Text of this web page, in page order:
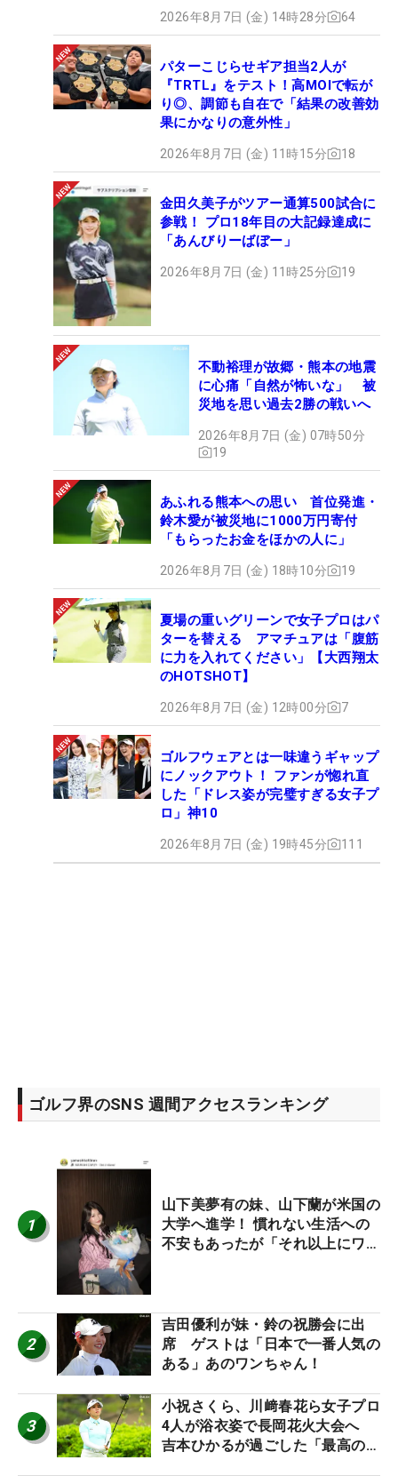
2026年8月7日 (金) 14時28分 64
パターこじらせギア担当2人が
『TRTL』をテスト！高MOIで転が
り◎、調節も自在で「結果の改善効
果にかなりの意外性」
2026年8月7日 (金) 11時15分 18
金田久美子がツアー通算500試合に
参戦！ プロ18年目の大記録達成に
「あんびりーばぼー」
2026年8月7日 (金) 11時25分 19
不動裕理が故郷・熊本の地震
に心痛「自然が怖いな」 被
災地を思い過去2勝の戦いへ
2026年8月7日 (金) 07時50分
19
あふれる熊本への思い 首位発進・
鈴木愛が被災地に1000万円寄付
「もらったお金をほかの人に」
2026年8月7日 (金) 18時10分 19
夏場の重いグリーンで女子プロはパ
ターを替える アマチュアは「腹筋
に力を入れてください」【大西翔太
のHOTSHOT】
2026年8月7日 (金) 12時00分 7
ゴルフウェアとは一味違うギャップ
にノックアウト！ ファンが惚れ直
した「ドレス姿が完璧すぎる女子プ
ロ」神10
2026年8月7日 (金) 19時45分 111
ゴルフ界のSNS 週間アクセスランキング
1
山下美夢有の妹、山下蘭が米国の
大学へ進学！ 慣れない生活への
不安もあったが「それ以上にワク
2
吉田優利が妹・鈴の祝勝会に出
席 ゲストは「日本で一番人気の
ある」あのワンちゃん！
3
小祝さくら、川﨑春花ら女子プロ
4人が浴衣姿で長岡花火大会へ
吉本ひかるが過ごした「最高の夏